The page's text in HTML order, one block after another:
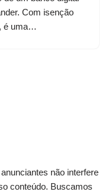
Com isenção
é uma…
não interfere
conteúdo. Buscamos